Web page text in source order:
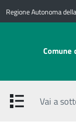
Regione Autonoma
Comune
Vai a